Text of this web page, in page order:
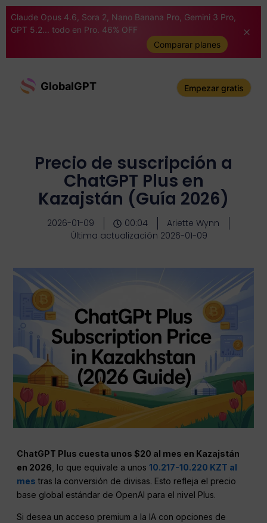
Claude Opus 4.6, Sora 2, Nano Banana Pro, Gemini 3 Pro,
GPT 5.2... todo en Pro. 46% OFF
Comparar planes
GlobalGPT Empezar gratis
Precio de suscripción a
ChatGPT Plus en
Kazajstán (Guía 2026)
2026-01-09 00:04
Ariette Wynn
Última actualización 2026-01-09
ChatGPT Plus cuesta unos $20 al mes en Kazajstán
en 2026 , lo que equivale a unos10.217-10.220 KZT al
mes tras la conversión de divisas. Esto refleja el precio
base global estándar de OpenAI para el nivel Plus.
Si desea un acceso premium a la IA con opciones de